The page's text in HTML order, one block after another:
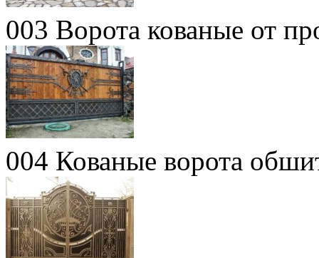
003 Ворота кованые от
004 Кованые ворота